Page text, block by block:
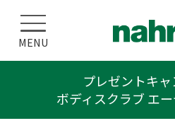
MENU
プレゼントキャ
ボディスクラブ エ